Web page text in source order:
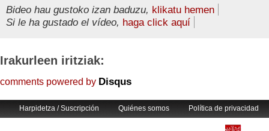
Bideo hau gustoko izan baduzu, klikatu hemen
Si le ha gustado el vídeo, haga click aquí
Irakurleen iritziak:
comments powered by Disqus
Harpidetza / Suscripción Quiénes somos Política de privacidad